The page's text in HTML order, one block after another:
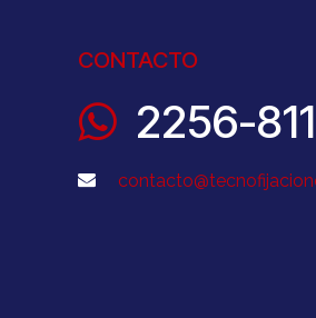
CONTACTO
2256-